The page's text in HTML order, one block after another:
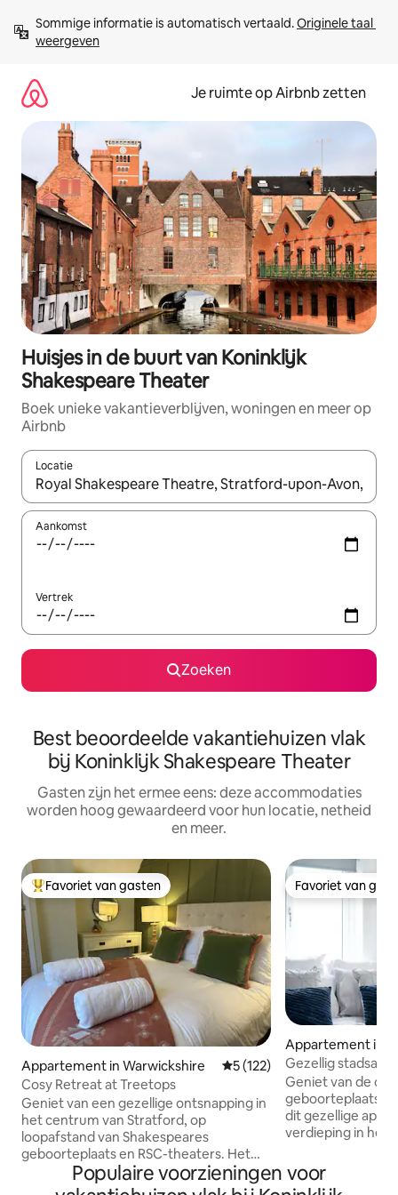
direct
naar
Sommige informatie is automatisch vertaald. Originele taal
weergeven
Je ruimte op Airbnb zetten
Huisjes in de buurt van Koninklijk
Shakespeare Theater
Boek unieke vakantieverblijven, woningen en meer op
Airbnb
Locatie
Wanneer er suggesties beschikbaar zijn, maak je een keuze
Aankomst
Vertrek
Zoeken
Best beoordeelde vakantiehuizen vlak
bij Koninklijk Shakespeare Theater
Gasten zijn het ermee eens: deze accommodaties
worden hoog gewaardeerd voor hun locatie, netheid
en meer.
Topfavoriet van gasten
Favoriet van gasten
Appartement in Warwickshire Gemiddelde beoordeling
5 (122)
Cosy Retreat at Treetops
Geniet van een gezellige ontsnapping in
het centrum van Stratford, op
loopafstand van Shakespeares
geboorteplaats en RSC-theaters. Het
appartement is onlangs gerenoveerd
om de kwaliteit van het huis te laten zien
Favoriet van
Favoriet van
Appartement in
e
Gezellig
op de rivier en
Geniet van de
geboorteplaats
dit gezellige
verdieping in het
uitzicht op de
uitstraling is het
Populaire voorzieningen voor